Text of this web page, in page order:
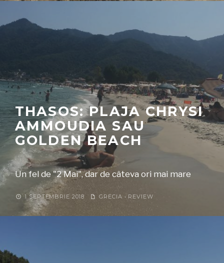
THASOS: PLAJA CHRYSI
AMMOUDIA SAU
GOLDEN BEACH
Un fel de "2 Mai", dar de câteva ori mai mare
1 SEPTEMBRIE 2018 GRECIA • REVIEW